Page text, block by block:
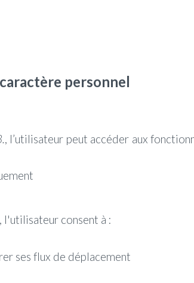
personnel
, l’utilisateur peut accéder aux
, l'utilisateur consent à :
ses flux de déplacement